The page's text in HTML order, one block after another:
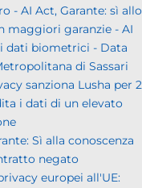
- AI Act, Garante: sì allo
maggiori garanzie - AI
dati biometrici - Data
di Sassari
sanziona Lusha per 2
i dati di un elevato
Sì alla conoscenza
negato
europei all'UE: